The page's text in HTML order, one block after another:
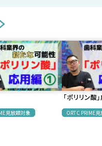
見放題対象
「ポリリン酸
ORTC PRIME